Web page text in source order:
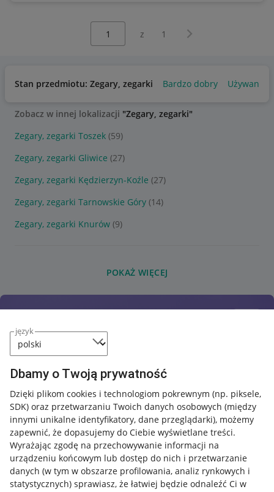
język
Dbamy o Twoją prywatność
Dzięki plikom cookies i technologiom pokrewnym (np. piksele,
SDK) oraz przetwarzaniu Twoich danych osobowych (między
innymi unikalne identyfikatory, dane przeglądarki), możemy
zapewnić, że dopasujemy do Ciebie wyświetlane treści.
Wyrażając zgodę na przechowywanie informacji na
urządzeniu końcowym lub dostęp do nich i przetwarzanie
danych (w tym w obszarze profilowania, analiz rynkowych i
statystycznych) sprawiasz, że łatwiej będzie odnaleźć Ci w
z 1 Następna strona
Stan przedmiotu: Zegary, zegarki Bardzo dobry Używany
Zobacz w innej lokalizacji "Zegary, zegarki"
Zegary, zegarki Toszek (59)
Zegary, zegarki Gliwice (27)
Zegary, zegarki Kędzierzyn-Koźle (27)
Zegary, zegarki Tarnowskie Góry (14)
Zegary, zegarki Knurów (9)
POKAŻ WIĘCEJ